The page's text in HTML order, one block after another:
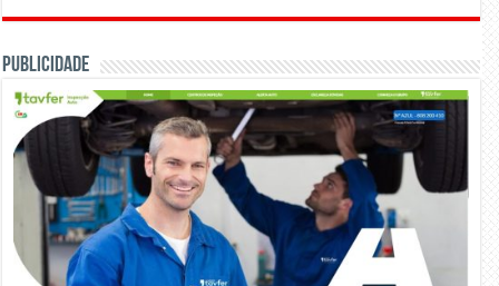
Publicidade